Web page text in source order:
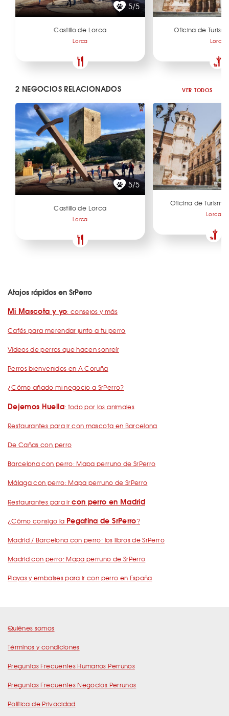
5/5
Castillo de Lorca
Lorca
Oficina de
Lorca
2 NEGOCIOS RELACIONADOS VER TODOS
5/5
Castillo de Lorca
Lorca
Oficina de
Lorca
Atajos rápidos en SrPerro
Mi Mascota y yo: consejos y más
Cafés para merendar junto a tu perro
Vídeos de perros que hacen sonreír
Perros bienvenidos en A Coruña
¿Cómo añado mi negocio a SrPerro?
Dejemos Huella: todo por los animales
Restaurantes para ir con mascota en Barcelona
De Cañas con perro
Barcelona con perro: Mapa perruno de SrPerro
Málaga con perro: Mapa perruno de SrPerro
Restaurantes para ircon perro en Madrid
¿Cómo consigo la Pegatina de SrPerro?
Madrid / Barcelona con perro: los libros de SrPerro
Madrid con perro: Mapa perruno de SrPerro
Playas y embalses para ir con perro en España
Quiénes somos
Términos y condiciones
Preguntas Frecuentes Humanos Perrunos
Preguntas Frecuentes Negocios Perrunos
Política de Privacidad